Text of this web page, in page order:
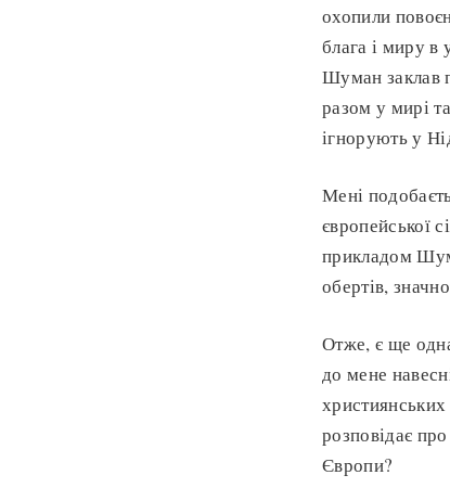
охопили
блага і миру в
Шуман заклав
разом у мирі
ігнорують у
Мені
європейської
прикладом
обертів,
Отже, є ще
до мене
розповідає
Європи?